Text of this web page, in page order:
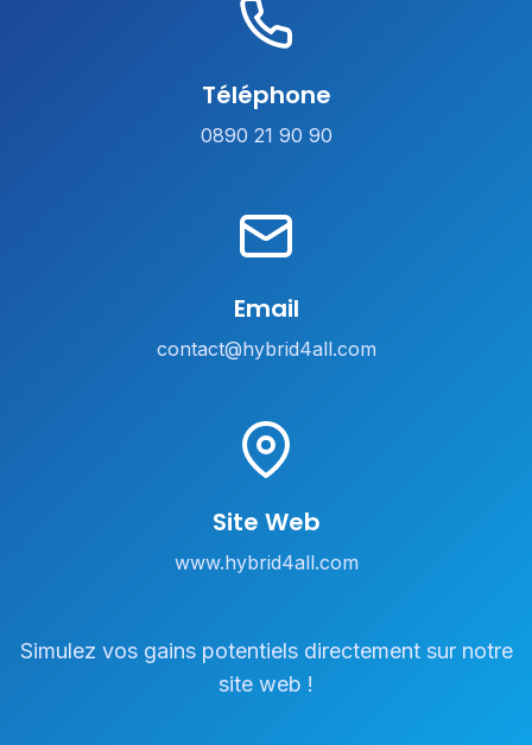
Téléphone
0890 21 90 90
Email
contact@hybrid4all.com
Site Web
www.hybrid4all.com
Simulez vos gains potentiels directement sur notre
site web !